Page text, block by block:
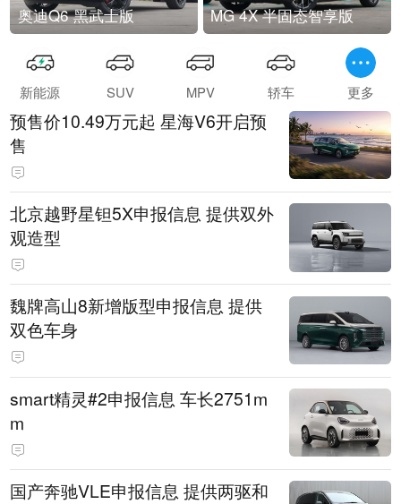
奥迪Q6 黑武士版 MG 4X 半固态智享版
新能源 SUV MPV 轿车 更多
预售价10.49万元起 星海V6开启预
售
北京越野星钽5X申报信息 提供双外
观造型
魏牌高山8新增版型申报信息 提供
双色车身
smart精灵#2申报信息 车长2751m
m
国产奔驰VLE申报信息 提供两驱和